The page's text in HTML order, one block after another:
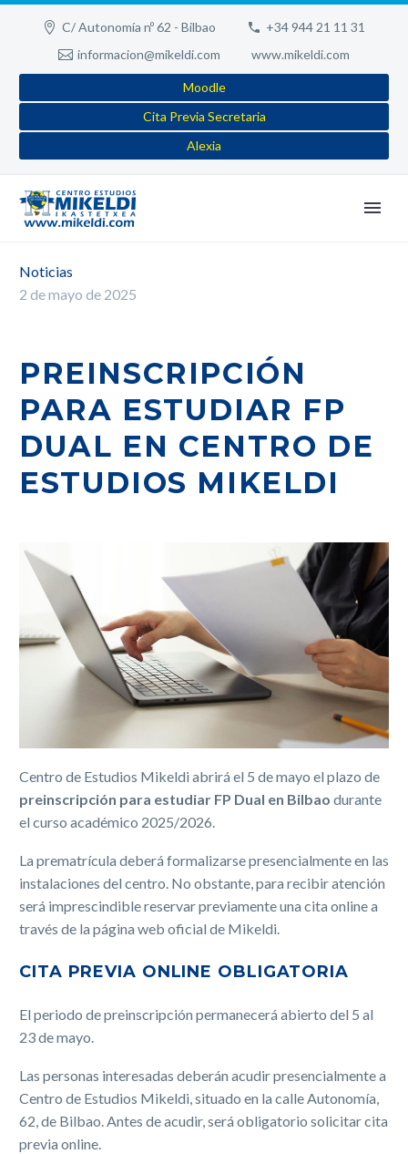
C/ Autonomía nº 62 - Bilbao
+34 944 21 11 31
informacion@mikeldi.com
www.mikeldi.com
Moodle
Cita Previa Secretaria
Alexia
Noticias
2 de mayo de 2025
PREINSCRIPCIÓN
PARA ESTUDIAR FP
DUAL EN CENTRO DE
ESTUDIOS MIKELDI
Centro de Estudios Mikeldi abrirá el 5 de mayo el plazo de
preinscripción para estudiar FP Dual en Bilbao durante
el curso académico 2025/2026.
La prematrícula deberá formalizarse presencialmente en las
instalaciones del centro. No obstante, para recibir atención
será imprescindible reservar previamente una cita online a
través de la página web oficial de Mikeldi.
CITA PREVIA ONLINE OBLIGATORIA
El periodo de preinscripción permanecerá abierto del 5 al
23 de mayo.
Las personas interesadas deberán acudir presencialmente a
Centro de Estudios Mikeldi, situado en la calle Autonomía,
62, de Bilbao. Antes de acudir, será obligatorio solicitar cita
previa online.